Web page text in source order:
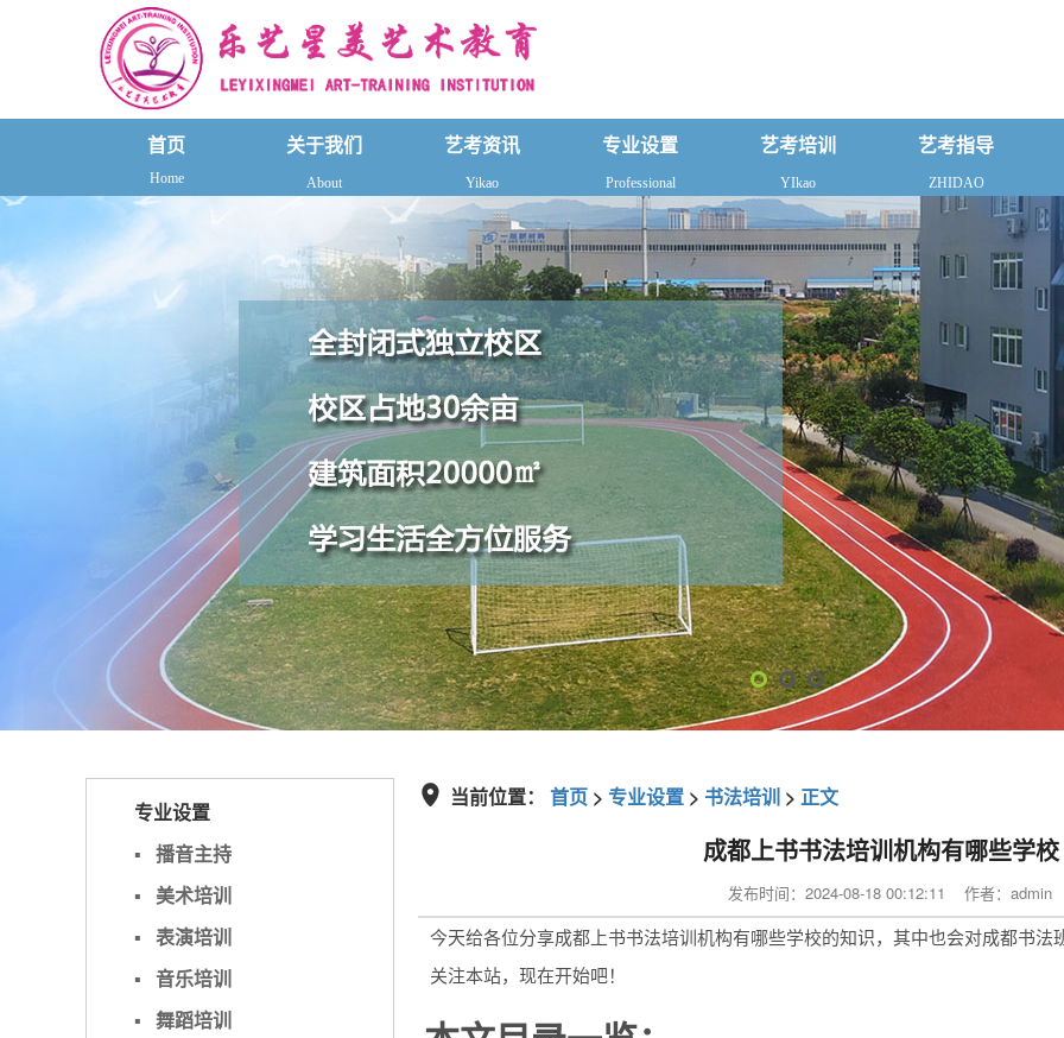
首页
Home
关于我们
About
艺考资讯
Yikao
专业设置
Professional
艺考培训
YIkao
艺考指导
ZHIDAO
专业设置
▪ 播音主持
▪
美术培训
▪ 表演培训
▪
音乐培训
▪ 舞蹈培训
 当前位置： 首页 > 专业设置 > 书法培训 > 正文
成都上书书法培训机构有哪些学
发布时间：2024-08-18 00:12:11 作者：admin
今天给各位分享成都上书书法培训机构有哪些学校的知识，其中也会对成都书
关注本站，现在开始吧！